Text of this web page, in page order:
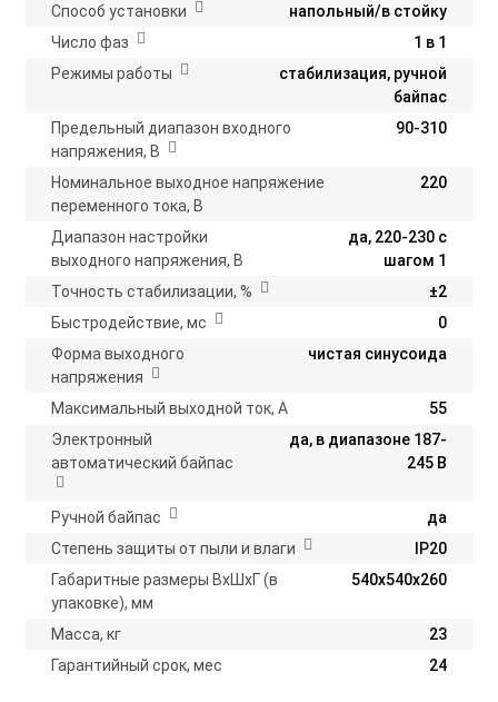
Способ установки
напольный/в стойку
Число фаз
1 в 1
Режимы работы
стабилизация, ручной
байпас
Предельный диапазон входного
напряжения, В
90-310
Номинальное выходное напряжение
переменного тока, В
220
Диапазон настройки
выходного напряжения, В
да, 220-230 с
шагом 1
Точность стабилизации, %
±2
Быстродействие, мс
0
Форма выходного
напряжения
чистая синусоида
Максимальный выходной ток, А
55
Электронный
автоматический байпас
да, в диапазоне 187-
245 В
Ручной байпас
да
Степень защиты от пыли и влаги
IP20
Габаритные размеры ВхШхГ (в
упаковке), мм
540х540х260
Масса, кг
23
Гарантийный срок, мес
24